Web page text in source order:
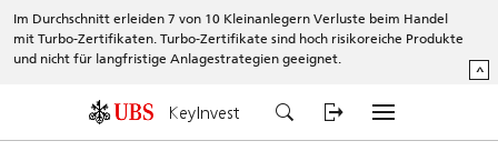
Im Durchschnitt erleiden 7 von 10 Kleinanlegern Verluste beim Handel
mit Turbo-Zertifikaten. Turbo-Zertifikate sind hoch risikoreiche Produkte
und nicht für langfristige Anlagestrategien geeignet.
^
KeyInvest